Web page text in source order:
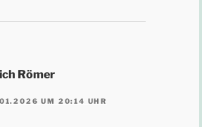
Römer
UM 20:14 UHR